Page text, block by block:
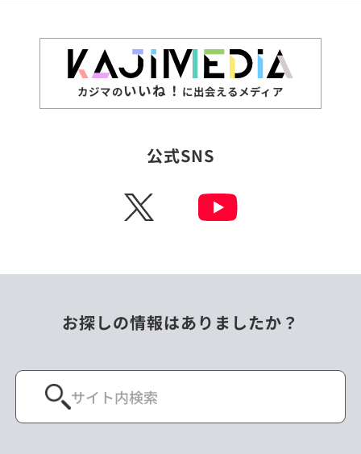
カジマのいいね！ に出会えるメディア
公式SNS
X
お探しの情報はありましたか？